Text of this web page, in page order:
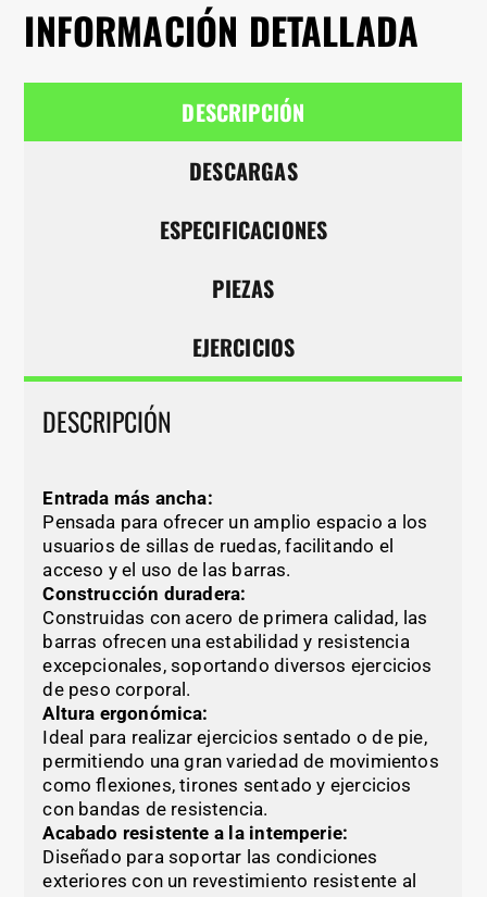
INFORMACIÓN DETALLADA
DESCRIPCIÓN
DESCARGAS
ESPECIFICACIONES
PIEZAS
EJERCICIOS
DESCRIPCIÓN
Entrada más ancha:
Pensada para ofrecer un amplio espacio a los
usuarios de sillas de ruedas, facilitando el
acceso y el uso de las barras.
Construcción duradera:
Construidas con acero de primera calidad, las
barras ofrecen una estabilidad y resistencia
excepcionales, soportando diversos ejercicios
de peso corporal.
Altura ergonómica:
Ideal para realizar ejercicios sentado o de pie,
permitiendo una gran variedad de movimientos
como flexiones, tirones sentado y ejercicios
con bandas de resistencia.
Acabado resistente a la intemperie:
Diseñado para soportar las condiciones
exteriores con un revestimiento resistente al